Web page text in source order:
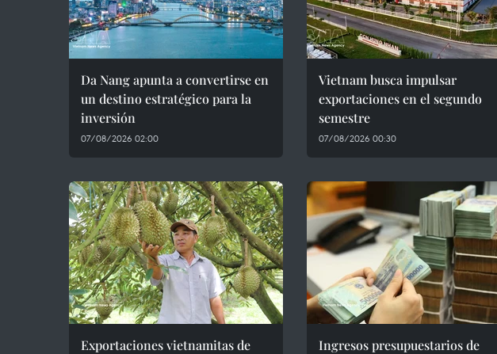
Da Nang apunta a convertirse en
un destino estratégico para la
inversión
07/08/2026 02:00
Vietnam busca impulsar
exportaciones en el segundo
semestre
07/08/2026 00:30
Exportaciones vietnamitas de
Ingresos presupuestarios de